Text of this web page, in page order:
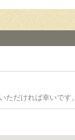
ただければ幸いです。